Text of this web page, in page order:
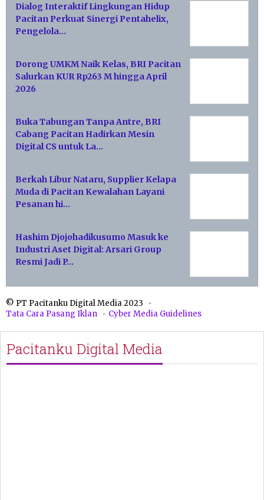
Dialog Interaktif Lingkungan Hidup
Pacitan Perkuat Sinergi Pentahelix,
Pengelola…
Dorong UMKM Naik Kelas, BRI Pacitan
Salurkan KUR Rp263 M hingga April
2026
Buka Tabungan Tanpa Antre, BRI
Cabang Pacitan Hadirkan Mesin
Digital CS untuk La…
Berkah Libur Nataru, Supplier Kelapa
Muda di Pacitan Kewalahan Layani
Pesanan hi…
Hashim Djojohadikusumo Masuk ke
Industri Aset Digital: Arsari Group
Resmi Jadi P…
© PT Pacitanku Digital Media 2023
Tata Cara Pasang Iklan
Cyber Media Guidelines
Pacitanku Digital Media